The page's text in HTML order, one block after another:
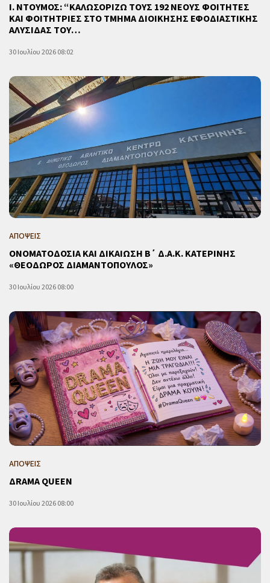
Ι. ΝΤΟΥΜΟΣ: “ΚΑΛΩΣΟΡΙΖΩ ΤΟΥΣ 192 ΝΕΟΥΣ ΦΟΙΤΗΤΕΣ
ΚΑΙ ΦΟΙΤΗΤΡΙΕΣ ΣΤΟ ΤΜΗΜΑ ΔΙΟΙΚΗΣΗΣ ΕΦΟΔΙΑΣΤΙΚΗΣ
ΑΛΥΣΙΔΑΣ ΤΟΥ…
30 Ιουλίου 2026 08:02
ΑΠΟΨΕΙΣ
ΟΝΟΜΑΤΟΔΟΣΙΑ ΚΑΙ ΔΙΚΑΙΩΣΗ Β΄ Δ.Α.Κ. ΚΑΤΕΡΙΝΗΣ
«ΘΕΟΔΩΡΟΣ ΔΙΑΜΑΝΤΟΠΟΥΛΟΣ»
30 Ιουλίου 2026 08:00
ΑΠΟΨΕΙΣ
ΔRAMA QUEEN
30 Ιουλίου 2026 08:00